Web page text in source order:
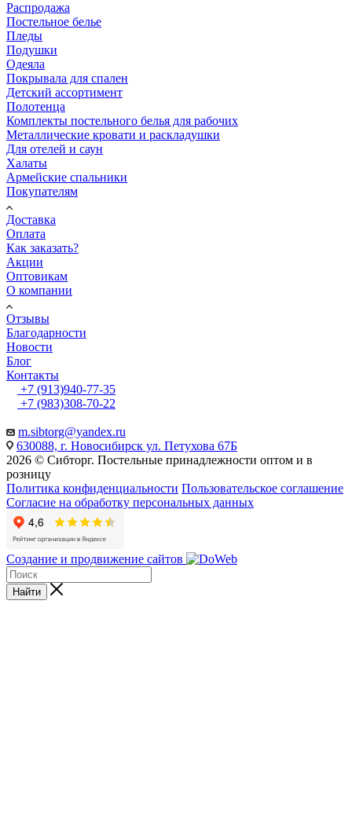
Распродажа
Постельное белье
Пледы
Подушки
Одеяла
Покрывала для спален
Детский ассортимент
Полотенца
Комплекты постельного белья для рабочих
Металлические кровати и раскладушки
Для отелей и саун
Халаты
Армейские спальники
Покупателям
Доставка
Оплата
Как заказать?
Акции
Оптовикам
О компании
Отзывы
Благодарности
Новости
Блог
Контакты
+7 (913)940-77-35
+7 (983)308-70-22
m.sibtorg@yandex.ru
630088, г. Новосибирск ул. Петухова 67Б
2026 © Сибторг. Постельные принадлежности оптом и в
розницу
Политика конфиденциальности Пользовательское соглашение
Согласие на обработку персональных данных
Создание и продвижение сайтов
Найти